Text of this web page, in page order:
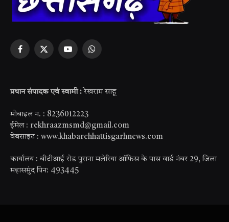
Facebook
X
YouTubeWhatsApp
प्रधान संपादक एवं स्वामी : रेखराम साहू
मोबाइल न. : 8236012223
ईमेल : rekhraazmsmd@gmail.com
वेबसाइट : www.khabarchhattisgarhnews.com
कार्यालय : बीटीआई रोड पुराना मलेरिया ऑफिस के पास वार्ड नंबर 29, जिला
महासमुंद पिन: 493445